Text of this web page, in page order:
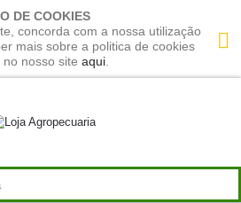
DE COOKIES
concorda com a nossa utilização
mais sobre a politica de cookies
no nosso site aqui